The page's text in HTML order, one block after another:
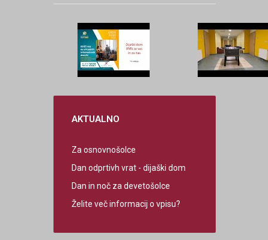
AKTUALNO
Za osnovnošolce
Dan odprtivh vrat - dijaški dom
Dan in noč za devetošolce
Želite več informacij o vpisu?